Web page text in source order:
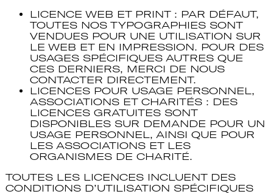
LICENCE WEB ET PRINT: PAR DÉFAUT,
TOUTES NOS TYPOGRAPHIES SONT
VENDUES POUR UNE UTILISATION SUR
LE WEB ET EN IMPRESSION. POUR DES
USAGES SPÉCIFIQUES AUTRES QUE
CES DERNIERS, MERCI DE NOUS
CONTACTER DIRECTEMENT.
LICENCES POUR USAGE PERSONNEL,
ASSOCIATIONS ET CHARITÉS: DES
LICENCES GRATUITES SONT
DISPONIBLES SUR DEMANDE POUR UN
USAGE PERSONNEL, AINSI QUE POUR
LES ASSOCIATIONS ET LES
ORGANISMES DE CHARITÉ.
TOUTES LES LICENCES INCLUENT DES
CONDITIONS D’UTILISATION SPÉCIFIQUES